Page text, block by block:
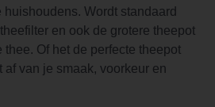
Wordt standaard
en ook de grotere theepot
Of het de perfecte theepot
van je smaak, voorkeur en